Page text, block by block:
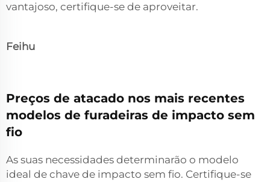
vantajoso, certifique-se de aproveitar.
Feihu
Preços de atacado nos mais recentes
modelos de furadeiras de impacto sem
fio
As suas necessidades determinarão o modelo
ideal de chave de impacto sem fio. Certifique-se